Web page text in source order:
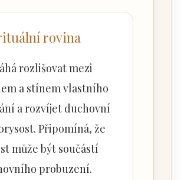
rovina
rozlišovat mezi
a stínem vlastního
a rozvíjet duchovní
Připomíná, že
může být součástí
probuzení.